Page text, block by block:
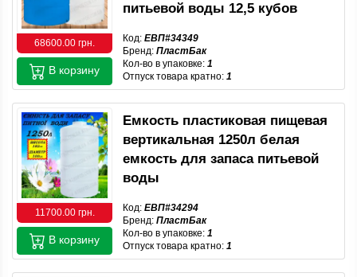
68600.00 грн.
питьевой воды 12,5 кубов
Код: ЕВП#34349
Бренд: ПластБак
Кол-во в упаковке: 1
Отпуск товара кратно: 1
В корзину
11700.00 грн.
Емкость пластиковая пищевая
вертикальная 1250л белая
емкость для запаса питьевой
воды
Код: ЕВП#34294
Бренд: ПластБак
Кол-во в упаковке: 1
Отпуск товара кратно: 1
В корзину